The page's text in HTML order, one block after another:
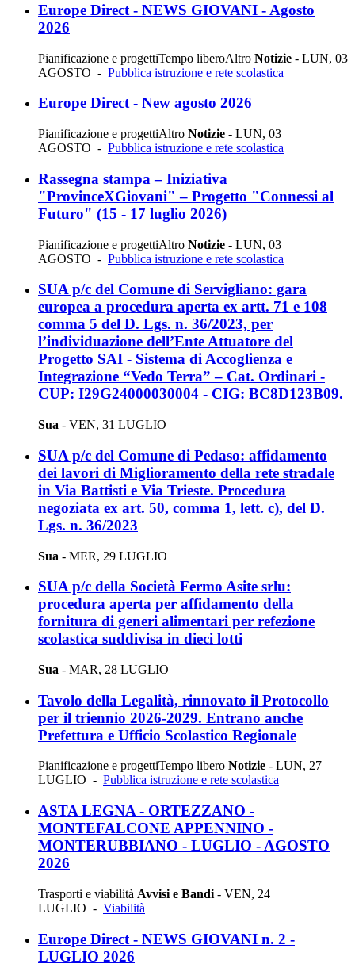
Europe Direct - NEWS GIOVANI - Agosto
2026
Pianificazione e progettiTempo liberoAltro Notizie - LUN, 03
AGOSTO - Pubblica istruzione e rete scolastica
Europe Direct - New agosto 2026
Pianificazione e progettiAltro Notizie - LUN, 03
AGOSTO - Pubblica istruzione e rete scolastica
Rassegna stampa – Iniziativa
"ProvinceXGiovani" – Progetto "Connessi al
Futuro" (15 - 17 luglio 2026)
Pianificazione e progettiAltro Notizie - LUN, 03
AGOSTO - Pubblica istruzione e rete scolastica
SUA p/c del Comune di Servigliano: gara
europea a procedura aperta ex artt. 71 e 108
comma 5 del D. Lgs. n. 36/2023, per
l’individuazione dell’Ente Attuatore del
Progetto SAI - Sistema di Accoglienza e
Integrazione “Vedo Terra” – Cat. Ordinari -
CUP: I29G24000030004 - CIG: BC8D123B09.
Sua - VEN, 31 LUGLIO
SUA p/c del Comune di Pedaso: affidamento
dei lavori di Miglioramento della rete stradale
in Via Battisti e Via Trieste. Procedura
negoziata ex art. 50, comma 1, lett. c), del D.
Lgs. n. 36/2023
Sua - MER, 29 LUGLIO
SUA p/c della Società Fermo Asite srlu:
procedura aperta per affidamento della
fornitura di generi alimentari per refezione
scolastica suddivisa in dieci lotti
Sua - MAR, 28 LUGLIO
Tavolo della Legalità, rinnovato il Protocollo
per il triennio 2026-2029. Entrano anche
Prefettura e Ufficio Scolastico Regionale
Pianificazione e progettiTempo libero Notizie - LUN, 27
LUGLIO - Pubblica istruzione e rete scolastica
ASTA LEGNA - ORTEZZANO -
MONTEFALCONE APPENNINO -
MONTERUBBIANO - LUGLIO - AGOSTO
2026
Trasporti e viabilità Avvisi e Bandi - VEN, 24
LUGLIO - Viabilità
Europe Direct - NEWS GIOVANI n. 2 -
LUGLIO 2026